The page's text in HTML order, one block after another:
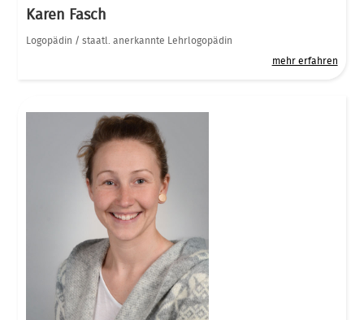
Karen Fasch
Logopädin / staatl. anerkannte Lehrlogopädin
mehr erfahren